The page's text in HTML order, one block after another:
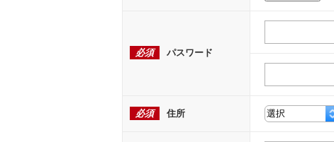
必須 パスワード
必須 住所